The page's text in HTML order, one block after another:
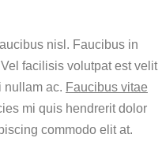
nisl. Faucibus in
facilisis volutpat est velit
nullam ac. Faucibus vitae
mi quis hendrerit dolor
commodo elit at.